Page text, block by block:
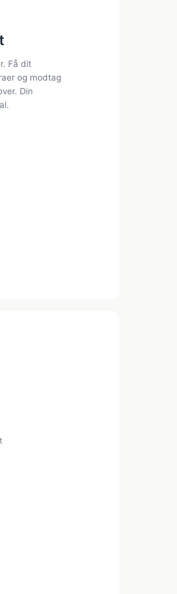
Få dit
og modtag
Din